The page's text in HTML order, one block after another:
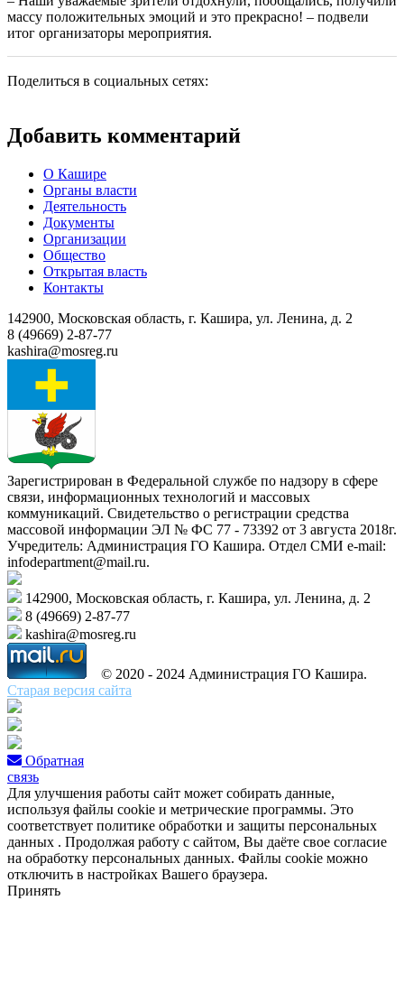
массу положительных эмоций и это прекрасно! – подвели
итог организаторы мероприятия.
Поделиться в социальных сетях:
Добавить комментарий
О Кашире
Органы власти
Деятельность
Документы
Организации
Общество
Открытая власть
Контакты
142900, Московская область, г. Кашира, ул. Ленина, д. 2
8 (49669) 2-87-77
kashira@mosreg.ru
Зарегистрирован в Федеральной службе по надзору в сфере
связи, информационных технологий и массовых
коммуникаций. Свидетельство о регистрации средства
массовой информации ЭЛ № ФС 77 - 73392 от 3 августа 2018г.
Учредитель: Администрация ГО Кашира. Отдел СМИ e-mail:
infodepartment@mail.ru.
142900, Московская область, г. Кашира, ул. Ленина, д. 2
8 (49669) 2-87-77
kashira@mosreg.ru
© 2020 - 2024 Администрация ГО Кашира.
Старая версия сайта
Обратная
связь
Для улучшения работы сайт может собирать данные,
используя файлы cookie и метрические программы. Это
соответствует политике обработки и защиты персональных
данных . Продолжая работу с сайтом, Вы даёте свое согласие
на обработку персональных данных. Файлы cookie можно
отключить в настройках Вашего браузера.
Принять